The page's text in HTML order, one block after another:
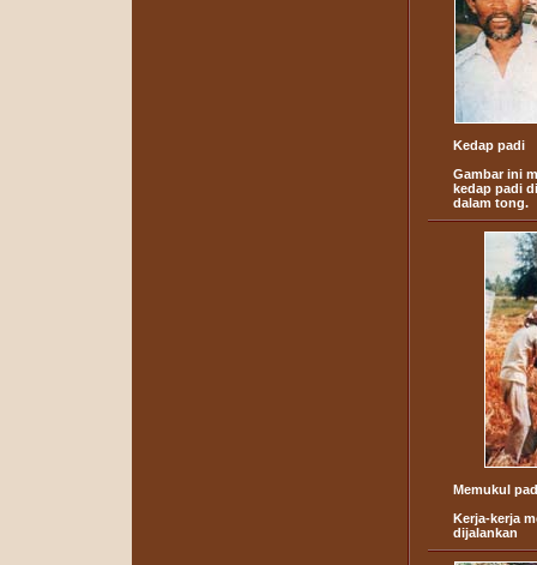
Kedap padi
Gambar ini
kedap padi
dalam tong.
Memukul
Kerja-kerja
dijalankan